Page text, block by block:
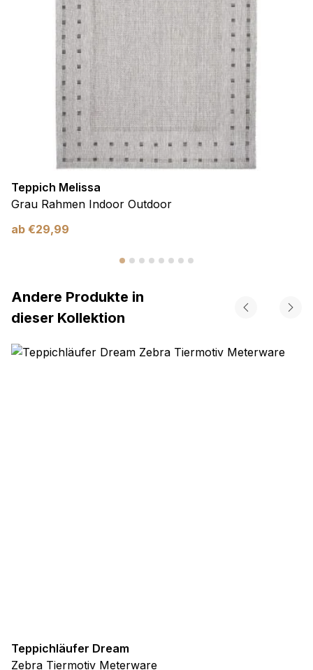
Teppich Melissa
Grau Rahmen Indoor Outdoor
ab €29,99
Andere Produkte in
dieser Kollektion
Teppichläufer Dream
Zebra Tiermotiv Meterware